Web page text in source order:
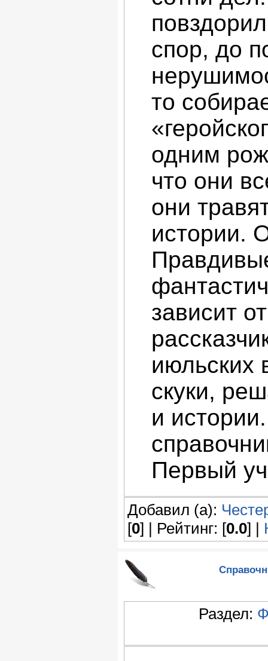
спор, до
то
одним
что они
они
истории.
зависит
июльских
скуки,
и
Первый
Добавил (а):
[0] | Рейтинг: [0.0] |
Раздел: